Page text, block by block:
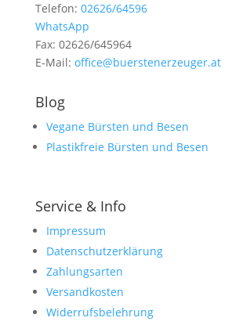
Telefon: 02626/64596
WhatsApp
Fax: 02626/645964
E-Mail: office@buerstenerzeuger.at
Blog
Vegane Bürsten und Besen
Plastikfreie Bürsten und Besen
Service & Info
Impressum
Datenschutzerklärung
Zahlungsarten
Versandkosten
Widerrufsbelehrung